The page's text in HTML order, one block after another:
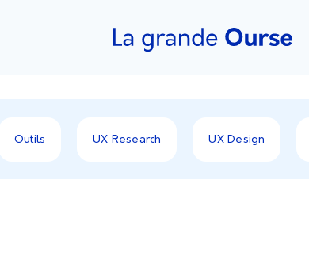
Outils UX Research UX Design